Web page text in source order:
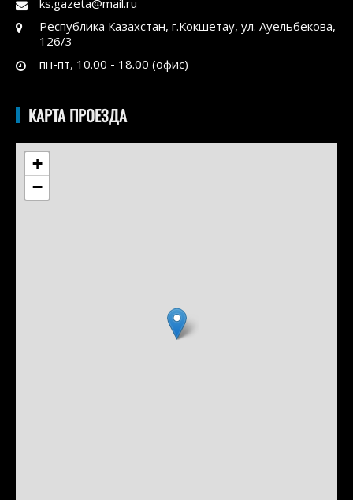
Республика Казахстан, г.Кокшетау, ул. Ауельбекова,
126/3
пн-пт, 10.00 - 18.00 (офис)
КАРТА ПРОЕЗДА
+
−